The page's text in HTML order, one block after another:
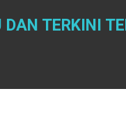
DAN TERKINI